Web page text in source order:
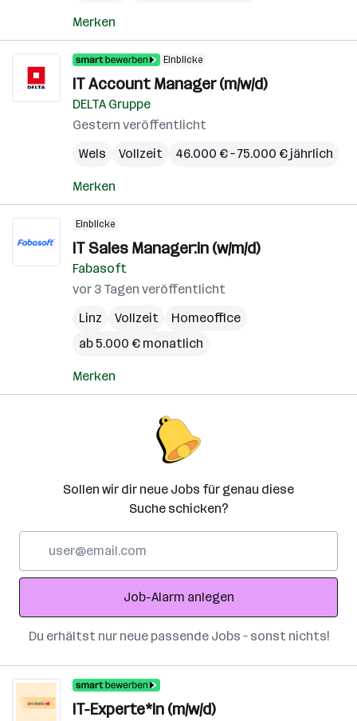
Merken
Einblicke
IT Account Manager (m/w/d)
DELTA Gruppe
Gestern veröffentlicht
Wels
Vollzeit 46.000 € – 75.000 € jährlich
Merken
Einblicke
IT Sales Manager:in (w/m/d)
Fabasoft
vor 3 Tagen veröffentlicht
Linz
Vollzeit
Homeoffice
ab 5.000 € monatlich
Merken
Sollen wir dir neue Jobs für genau diese
Suche schicken?
Adresse
Job-Alarm anlegen
Du erhältst nur neue passende Jobs – sonst nichts!
IT-Experte*in (m/w/d)